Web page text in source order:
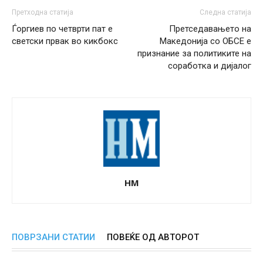
Претходна статија
Ѓоргиев по четврти пат е
светски првак во кикбокс
Следна статија
Претседавањето на
Македонија со ОБСЕ е
признание за политиките на
соработка и дијалог
НМ
ПОВРЗАНИ СТАТИИ ПОВЕЌЕ ОД АВТОРОТ